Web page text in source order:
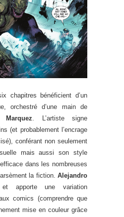
chapitres bénéficient d’un
orchestré d’une main de
Marquez. L’artiste signe
(et probablement l’encrage
conférant non seulement
mais aussi son style
dans les nombreuses
la fiction. Alejandro
apporte une variation
comics (comprendre que
mise en couleur grâce